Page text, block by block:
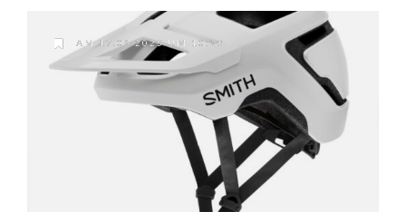
AM 17.06.2025 UM 10:28